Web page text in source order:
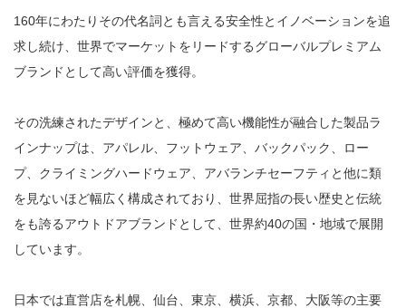
160年にわたりその代名詞とも言える安全性とイノベーションを追
求し続け、世界でマーケットをリードするグローバルプレミアム
ブランドとして高い評価を獲得。
その洗練されたデザインと、極めて高い機能性が融合した製品ラ
インナップは、アパレル、フットウェア、バックパック、ロー
プ、クライミングハードウェア、アバランチセーフティと他に類
を見ないほど幅広く構成されており、世界屈指の長い歴史と伝統
をも誇るアウトドアブランドとして、世界約40の国・地域で展開
しています。
日本では直営店を札幌、仙台、東京、横浜、京都、大阪等の主要